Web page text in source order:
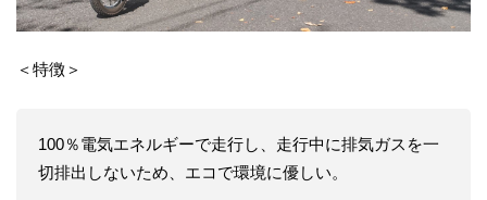
＜特徴＞
100％電気エネルギーで走行し、走行中に排気ガスを一
切排出しないため、エコで環境に優しい。